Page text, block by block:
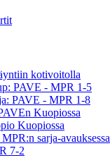
kotivoitolla
PAVE - MPR 1-5
PAVE - MPR 1-8
Kuopiossa
Kuopiossa
sarja-avauksessa
7-2